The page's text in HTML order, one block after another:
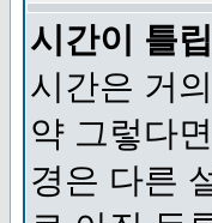
시간이 틀
시간은 거
약 그렇다
경은 다른